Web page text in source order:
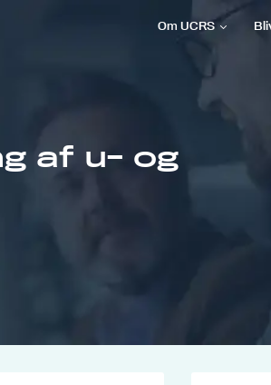
Om UCRS
af u- og